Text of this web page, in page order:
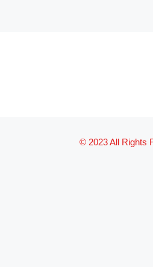
© 2023 All Rights